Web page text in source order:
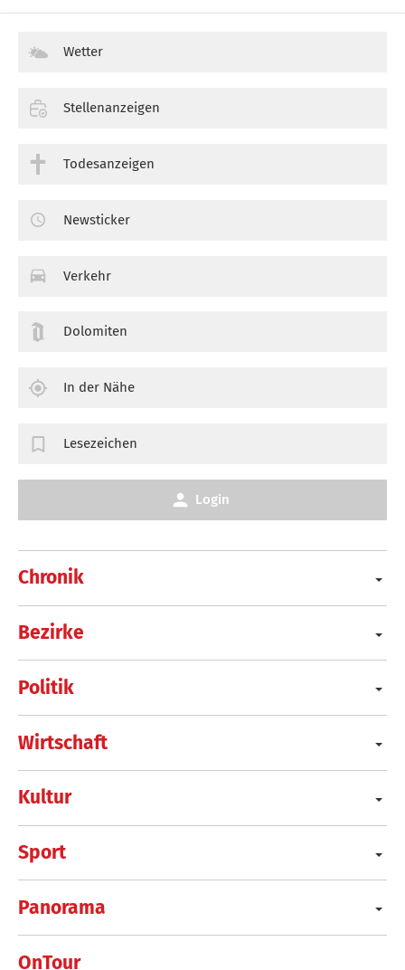
Chronik
Bezirke
Politik
Wirtschaft
Kultur
Sport
Panorama
OnTour
Wetter
Stellenanzeigen
Todesanzeigen
Newsticker
Verkehr
Dolomiten
In der Nähe
Lesezeichen
Login